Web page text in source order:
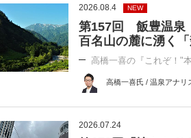
2026.08.4 NEW
第157回 飯豊温
百名山の麓に湧く「
高橋一喜の『これぞ！"
高橋一喜氏 / 温泉アナリ
2026.07.24